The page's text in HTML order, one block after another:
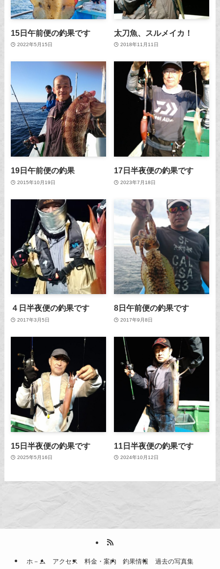
15日午前便の釣果です
2022年5月15日
太刀魚、スルメイカ！
2018年11月11日
19日午前便の釣果
2015年10月19日
17日半夜便の釣果です
2023年7月18日
４日半夜便の釣果です
2017年3月5日
8日午前便の釣果です
2017年9月8日
15日半夜便の釣果です
2025年5月16日
11日半夜便の釣果です
2024年10月12日
ホ－ム アクセス 料金・案内 釣果情報 過去の写真集